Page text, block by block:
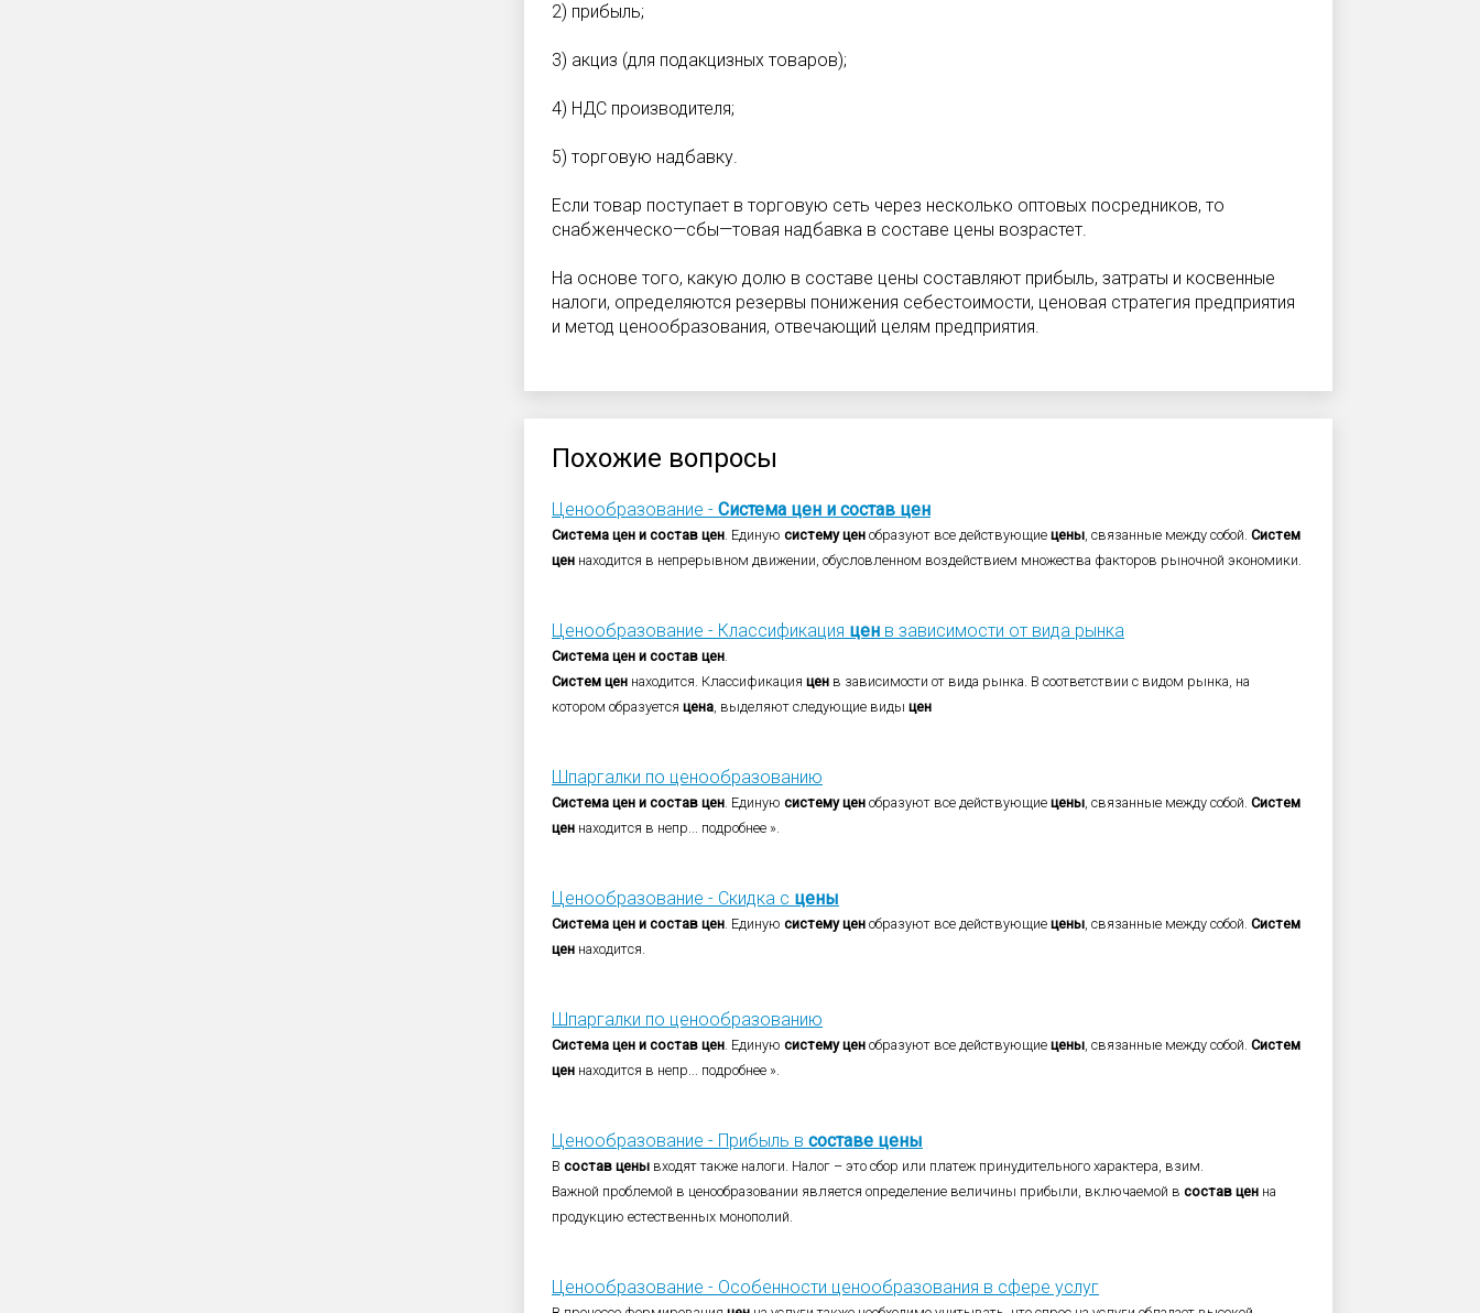
2) прибыль;
3) акциз (для подакцизных товаров);
4) НДС производителя;
5) торговую надбавку.
Если товар поступает в торговую сеть через несколько оптовых посредников, то
снабженческо—сбы—товая надбавка в составе цены возрастет.
На основе того, какую долю в составе цены составляют прибыль, затраты и косвенные
налоги, определяются резервы понижения себестоимости, ценовая стратегия предприятия
и метод ценообразования, отвечающий целям предприятия.
Похожие вопросы
Ценообразование - Система цен и состав цен
Система цен и состав цен. Единую систему цен образуют все действующие цены, связанные между собой. Систем
цен находится в непрерывном движении, обусловленном воздействием множества факторов рыночной экономики.
Ценообразование - Классификация цен в зависимости от вида рынка
Система цен и состав цен.
Систем цен находится. Классификация цен в зависимости от вида рынка. В соответствии с видом рынка, на
котором образуется цена, выделяют следующие виды цен
Шпаргалки по ценообразованию
Система цен и состав цен. Единую систему цен образуют все действующие цены, связанные между собой. Систем
цен находится в непр... подробнее ».
Ценообразование - Скидка с цены
Система цен и состав цен. Единую систему цен образуют все действующие цены, связанные между собой. Систем
цен находится.
Шпаргалки по ценообразованию
Система цен и состав цен. Единую систему цен образуют все действующие цены, связанные между собой. Систем
цен находится в непр... подробнее ».
Ценообразование - Прибыль в составе цены
В состав цены входят также налоги. Налог – это сбор или платеж принудительного характера, взим.
Важной проблемой в ценообразовании является определение величины прибыли, включаемой в состав цен на
продукцию естественных монополий.
Ценообразование - Особенности ценообразования в сфере услуг